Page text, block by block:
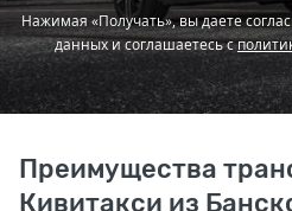
Нажимая «Получать», вы даете
данных и соглашаетесь с
Преимущества
Кивитакси из